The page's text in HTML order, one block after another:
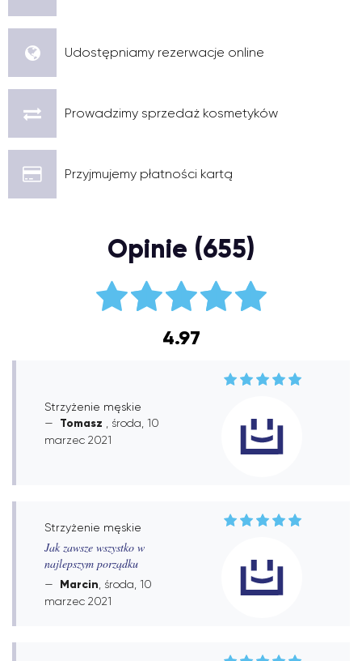
Udostępniamy rezerwacje online
Prowadzimy sprzedaż kosmetyków
Przyjmujemy płatności kartą
Opinie (655)
4.97
Strzyżenie męskie
Tomasz
, środa, 10
marzec 2021
Strzyżenie męskie
Jak zawsze wszystko w
najlepszym porządku
Marcin , środa, 10
marzec 2021